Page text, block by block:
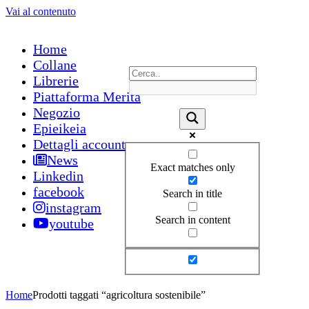
Vai al contenuto
Home
Collane
Librerie
Piattaforma Merita
Negozio
Epieikeia
Dettagli account
News
Linkedin
facebook
instagram
youtube
Exact matches only
Search in title
Search in content
HomeProdotti taggati “agricoltura sostenibile”